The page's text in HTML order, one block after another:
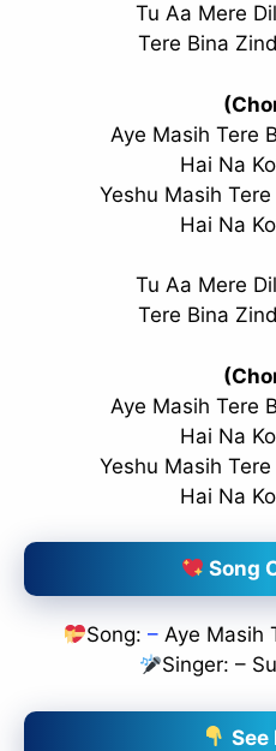
Tu Aa Mere
Tere Bina
Aye Masih Tere
Hai Na
Yeshu Masih
Hai Na
Tu Aa Mere
Tere Bina
Aye Masih Tere
Hai Na
Yeshu Masih
Hai Na
Song
Song: –Aye Masih
Singer: –
See